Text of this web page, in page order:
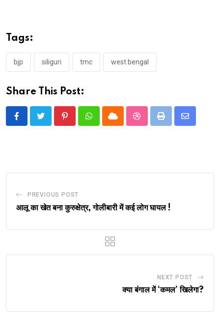
Tags:
bjp siliguri tmc west bengal
Share This Post:
PinterestWhatsappCloud StumbleUpon
Print
Share
PREVIOUS POST
आलू का खेत बना कुरुक्षेत्र, गोलीबारी में कई लोग घायल !
NEXT POST
क्या बंगाल में ‘कमल’ खिलेगा?